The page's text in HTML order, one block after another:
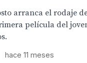
arranca el rodaje
película del
hace 11 meses